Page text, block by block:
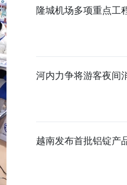
隆城机场多项重点工
河内力争将游客夜间
越南发布首批铝锭产